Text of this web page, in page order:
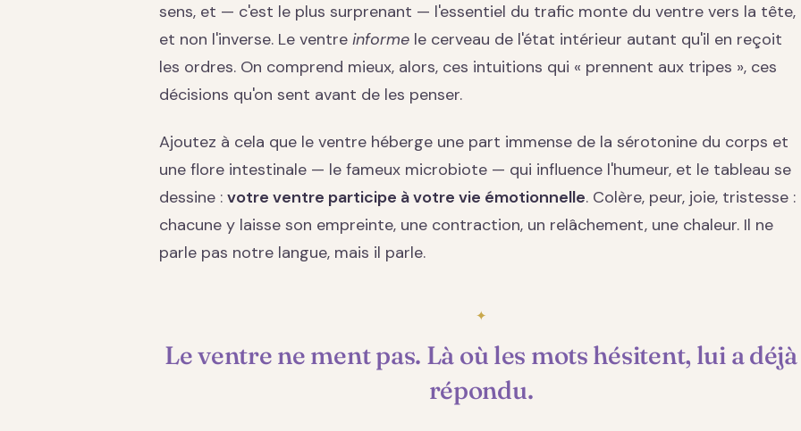
sens, et — c'est le plus surprenant — l'essentiel du trafic monte du ventre vers la tête,
et non l'inverse. Le ventre informe le cerveau de l'état intérieur autant qu'il en reçoit
les ordres. On comprend mieux, alors, ces intuitions qui « prennent aux tripes », ces
décisions qu'on sent avant de les penser.
Ajoutez à cela que le ventre héberge une part immense de la sérotonine du corps et
une flore intestinale — le fameux microbiote — qui influence l'humeur, et le tableau se
dessine : votre ventre participe à votre vie émotionnelle. Colère, peur, joie, tristesse :
chacune y laisse son empreinte, une contraction, un relâchement, une chaleur. Il ne
parle pas notre langue, mais il parle.
Le ventre ne ment pas. Là où les mots hésitent, lui a déjà
répondu.